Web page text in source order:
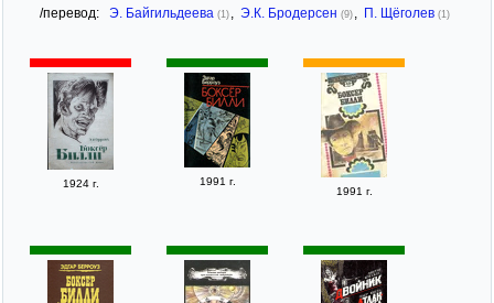
/перевод: Э. Байгильдеева (1) , Э.К. Бродерсен (9) , П. Щёголев (1)
1924 г.
1991 г.
1991 г.